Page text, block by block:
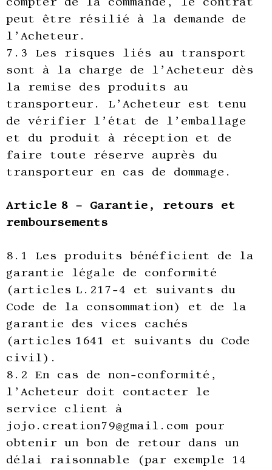
peut être résilié à la demande de
l’Acheteur.
7.3 Les risques liés au transport
sont à la charge de l’Acheteur dès
la remise des produits au
transporteur. L’Acheteur est tenu
de vérifier l’état de l’emballage
et du produit à réception et de
faire toute réserve auprès du
transporteur en cas de dommage.
Article 8 – Garantie, retours et
remboursements
8.1 Les produits bénéficient de la
garantie légale de conformité
(articles L.217-4 et suivants du
Code de la consommation) et de la
garantie des vices cachés
(articles 1641 et suivants du Code
civil).
8.2 En cas de non-conformité,
l’Acheteur doit contacter le
service client à
jojo.creation79@gmail.com pour
obtenir un bon de retour dans un
délai raisonnable (par exemple 14